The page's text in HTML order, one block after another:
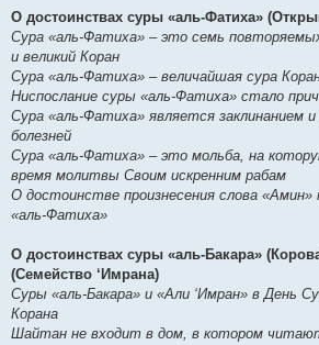
О достоинствах суры «аль-Фатиха»
Сура «аль-Фатиха» – это семь
и великий Коран
Сура «аль-Фатиха» – величайшая сура
Ниспослание суры «аль-Фатиха» стало
Сура «аль-Фатиха» является заклинанием
болезней
Сура «аль-Фатиха» – это мольба, на
время молитвы Своим искренним рабам
О достоинстве произнесения слова
«аль-Фатиха»
О достоинствах суры «аль-Бакара»
(Семейство ‘Имрана)
Суры «аль-Бакара» и «Али ‘Имран» в День
Корана
Шайтан не входит в дом, в котором